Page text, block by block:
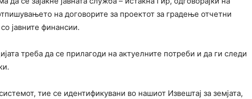
на договорите за проектот за градење отчетни
јавните финансии.
треба да се прилагоди на актуелните потреби и да ги следи
тие се идентификувани во нашиот Извештај за земјата,